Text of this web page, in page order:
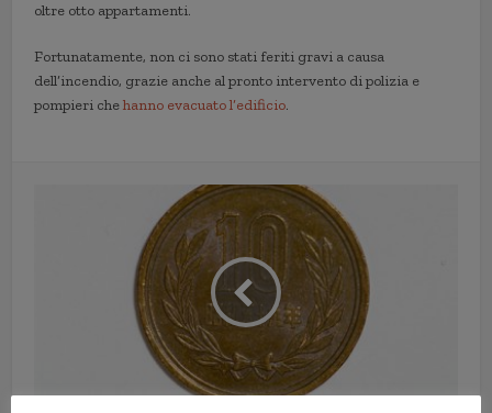
oltre otto appartamenti.
Fortunatamente, non ci sono stati feriti gravi a causa
dell’incendio, grazie anche al pronto intervento di polizia e
pompieri chehanno evacuato l’edificio.